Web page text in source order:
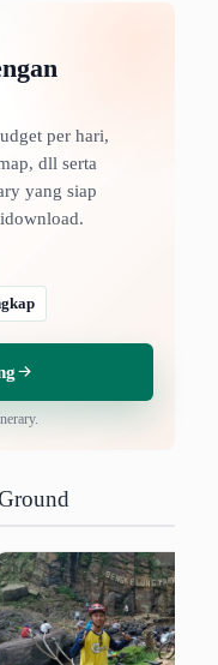
per hari,
dll serta
yang siap